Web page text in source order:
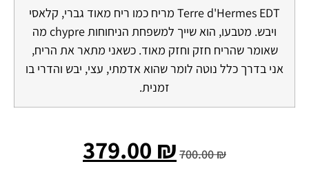
Terre d'Hermes EDT מריח כמו ריח מאוד גברי, קלאסי
ויבש. מטבעו, הוא שייך למשפחת הניחוחות chypre מה
שאומר שהריח חזק וחזק מאוד. כשאני מתאר את הריח,
אני בדרך כלל נוטה לומר שהוא אדמתי, עצי, יבש והדרי בו
זמנית.
700.00₪
379.00 ₪